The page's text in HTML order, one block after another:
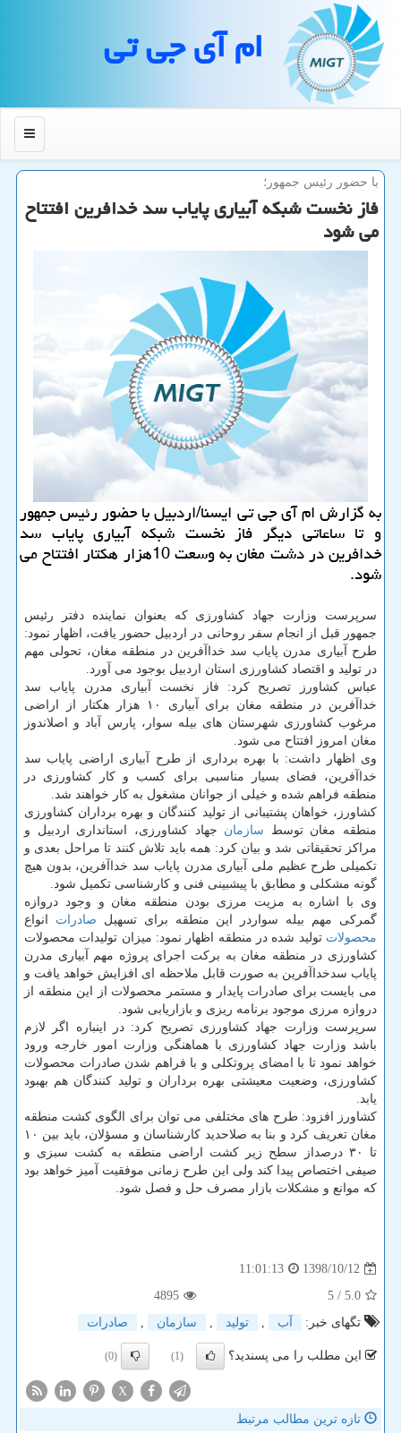
ام آی جی تی
منو
با حضور رئیس جمهور؛
فاز نخست شبكه آبیاری پایاب سد خدافرین افتتاح
می شود
به گزارش ام آی جی تی ایسنا/اردبیل با حضور رئیس جمهور
و تا ساعاتی دیگر فاز نخست شبكه آبیاری پایاب سد
خدافرین در دشت مغان به وسعت 10هزار هكتار افتتاح می
شود.
سرپرست وزارت جهاد كشاورزی كه بعنوان نماینده دفتر رئیس
جمهور قبل از انجام سفر روحانی در اردبیل حضور یافت، اظهار نمود:
طرح آبیاری مدرن پایاب سد خداآفرین در منطقه مغان، تحولی مهم
در تولید و اقتصاد كشاورزی استان اردبیل بوجود می آورد.
عباس كشاورز تصریح كرد: فاز نخست آبیاری مدرن پایاب سد
خداآفرین در منطقه مغان برای آبیاری ۱۰ هزار هكتار از اراضی
مرغوب كشاورزی شهرستان های بیله سوار، پارس آباد و اصلاندوز
مغان امروز افتتاح می شود.
وی اظهار داشت: با بهره برداری از طرح آبیاری اراضی پایاب سد
خداآفرین، فضای بسیار مناسبی برای كسب و كار كشاورزی در
منطقه فراهم شده و خیلی از جوانان مشغول به كار خواهند شد.
كشاورز، خواهان پشتیبانی از تولید كنندگان و بهره برداران كشاورزی
منطقه مغان توسط سازمان جهاد كشاورزی، استانداری اردبیل و
مراكز تحقیقاتی شد و بیان كرد: همه باید تلاش كنند تا مراحل بعدی و
تكمیلی طرح عظیم ملی آبیاری مدرن پایاب سد خداآفرین، بدون هیچ
گونه مشكلی و مطابق با پیشبینی فنی و كارشناسی تكمیل شود.
وی با اشاره به مزیت مرزی بودن منطقه مغان و وجود دروازه
گمركی مهم بیله سواردر این منطقه برای تسهیل صادرات انواع
محصولات تولید شده در منطقه اظهار نمود: میزان تولیدات محصولات
كشاورزی در منطقه مغان به بركت اجرای پروژه مهم آبیاری مدرن
پایاب سدخداآفرین به صورت قابل ملاحظه ای افزایش خواهد یافت و
می بایست برای صادرات پایدار و مستمر محصولات از این منطقه از
دروازه مرزی موجود برنامه ریزی و بازاریابی شود.
سرپرست وزارت جهاد كشاورزی تصریح كرد: در اینباره اگر لازم
باشد وزارت جهاد كشاورزی با هماهنگی وزارت امور خارجه ورود
خواهد نمود تا با امضای پروتكلی و با فراهم شدن صادرات محصولات
كشاورزی، وضعیت معیشتی بهره برداران و تولید كنندگان هم بهبود
یابد.
كشاورز افزود: طرح های مختلفی می توان برای الگوی كشت منطقه
مغان تعریف كرد و بنا به صلاحدید كارشناسان و مسؤلان، باید بین ۱۰
تا ۳۰ درصداز سطح زیر كشت اراضی منطقه به كشت سبزی و
صیفی اختصاص پیدا كند ولی این طرح زمانی موفقیت آمیز خواهد بود
كه موانع و مشكلات بازار مصرف حل و فصل شود.
1398/10/12
11:01:13
5.0
/ 5
4895
تگهای خبر:
آب , تولید , سازمان , صادرات
این مطلب را می پسندید؟ (1)
(0)
X
تازه ترین مطالب مرتبط